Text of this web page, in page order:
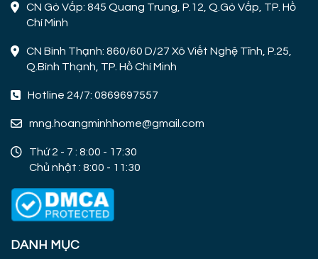
CN Gò Vấp: 845 Quang Trung, P.12, Q.Gò Vấp, TP. Hồ
Chí Minh
CN Bình Thạnh: 860/60 D/27 Xô Viết Nghệ Tĩnh, P.25,
Q.Bình Thạnh, TP. Hồ Chí Minh
Hotline 24/7: 0869697557
mng.hoangminhhome@gmail.com
Thứ 2 - 7 : 8:00 - 17:30
Chủ nhật : 8:00 - 11:30
DANH MỤC